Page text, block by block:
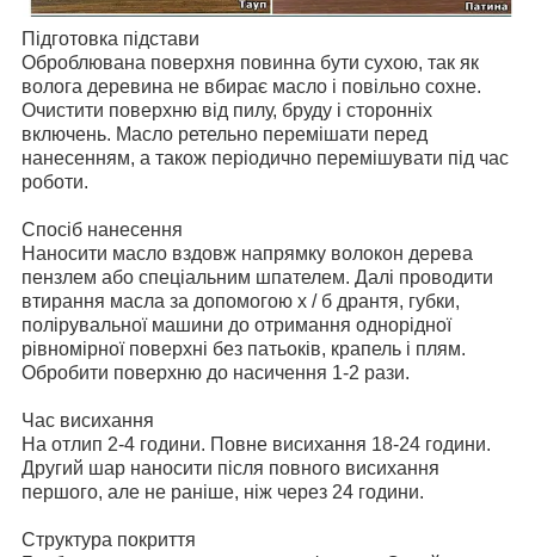
Підготовка підстави
Оброблювана поверхня повинна бути сухою, так як
волога деревина не вбирає масло і повільно сохне.
Очистити поверхню від пилу, бруду і сторонніх
включень. Масло ретельно перемішати перед
нанесенням, а також періодично перемішувати під час
роботи.
Спосіб нанесення
Наносити масло вздовж напрямку волокон дерева
пензлем або спеціальним шпателем. Далі проводити
втирання масла за допомогою х / б дрантя, губки,
полірувальної машини до отримання однорідної
рівномірної поверхні без патьоків, крапель і плям.
Обробити поверхню до насичення 1-2 рази.
Час висихання
На отлип 2-4 години. Повне висихання 18-24 години.
Другий шар наносити після повного висихання
першого, але не раніше, ніж через 24 години.
Структура покриття